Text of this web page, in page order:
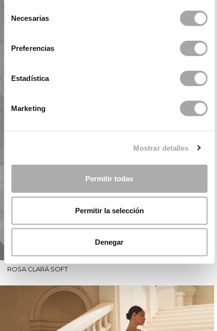
Necesarias
Preferencias
Estadística
Marketing
Mostrar detalles
Permitir todas
Permitir la selección
Denegar
ROSA CLARÁ SOFT